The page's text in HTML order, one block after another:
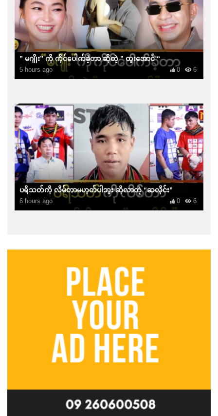
” မဂျိုး” ကို ကိုင်ပေါက်ခဲ့တာ ဆိုတဲ့ ” ထူးအောင် “
5 hours ago 6
0
ပရိသတ်ကို လိမ်တာမဟုတ်ပါဘူး ဆိုလာတဲ့ “ဆလိုင်း”
6 hours ago 6
0